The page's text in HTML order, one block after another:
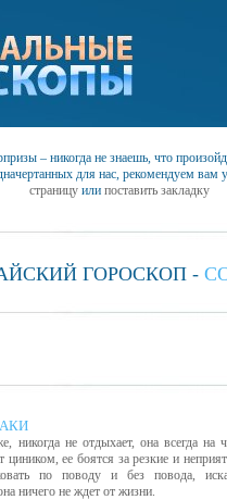
– никогда не знаешь, что
для нас, рекомендуем вам
страницу или поставить закладку
ГОРОСКОП -
никогда не отдыхает, она всегда
циником, ее боятся за резкие и
по поводу и без повода,
ничего не ждет от жизни.